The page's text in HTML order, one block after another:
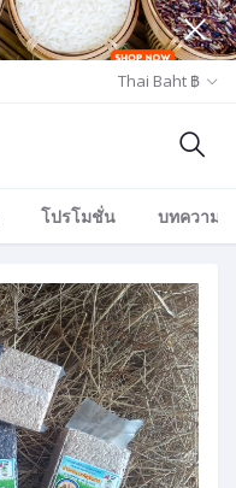
Thai Baht ฿
โปรโมชั่น บทความ/